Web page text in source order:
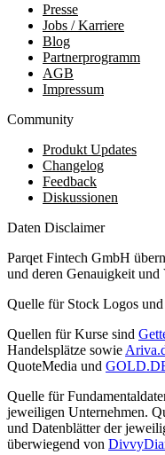
Presse
Jobs / Karriere
Blog
Partnerprogramm
AGB
Impressum
Community
Produkt Updates
Changelog
Feedback
Diskussionen
Daten Disclaimer
Parqet Fintech GmbH
und deren Genauigkeit
Quelle für Stock Logos
Quellen für Kurse sind
Handelsplätze sowie
QuoteMedia und
Quelle für
jeweiligen Unternehmen.
und Datenblätter der
überwiegend von